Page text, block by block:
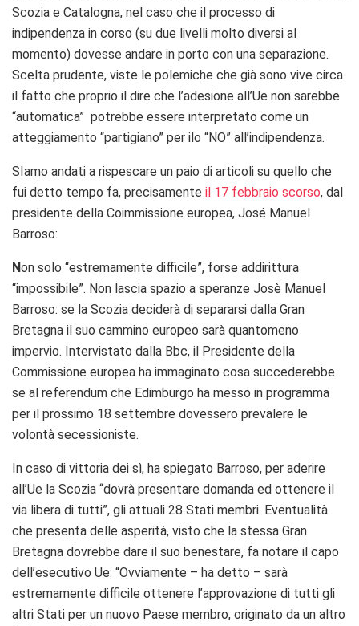
Scozia e Catalogna, nel caso che il processo di
indipendenza in corso (su due livelli molto diversi al
momento) dovesse andare in porto con una separazione.
Scelta prudente, viste le polemiche che già sono vive circa
il fatto che proprio il dire che l’adesione all’Ue non sarebbe
“automatica” potrebbe essere interpretato come un
atteggiamento “partigiano” per ilo “NO” all’indipendenza.
SIamo andati a rispescare un paio di articoli su quello che
fui detto tempo fa, precisamente il 17 febbraio scorso, dal
presidente della Coimmissione europea, José Manuel
Barroso:
Non solo “estremamente difficile”, forse addirittura
“impossibile”. Non lascia spazio a speranze Josè Manuel
Barroso: se la Scozia deciderà di separarsi dalla Gran
Bretagna il suo cammino europeo sarà quantomeno
impervio. Intervistato dalla Bbc, il Presidente della
Commissione europea ha immaginato cosa succederebbe
se al referendum che Edimburgo ha messo in programma
per il prossimo 18 settembre dovessero prevalere le
volontà secessioniste.
In caso di vittoria dei sì, ha spiegato Barroso, per aderire
all’Ue la Scozia “dovrà presentare domanda ed ottenere il
via libera di tutti”, gli attuali 28 Stati membri. Eventualità
che presenta delle asperità, visto che la stessa Gran
Bretagna dovrebbe dare il suo benestare, fa notare il capo
dell’esecutivo Ue: “Ovviamente – ha detto – sarà
estremamente difficile ottenere l’approvazione di tutti gli
altri Stati per un nuovo Paese membro, originato da un altro